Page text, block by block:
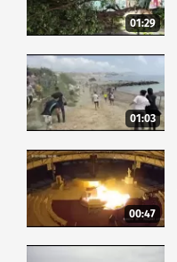
01:29
01:03
00:47